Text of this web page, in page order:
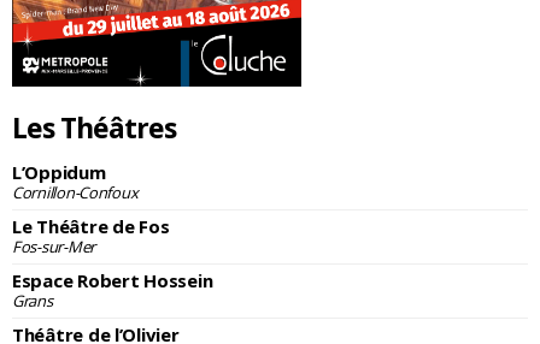
Les Théâtres
L’Oppidum
Cornillon-Confoux
Le Théâtre de Fos
Fos-sur-Mer
Espace Robert Hossein
Grans
Théâtre de l’Olivier